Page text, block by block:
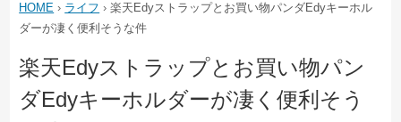
HOME › ライフ ›楽天Edyストラップとお買い物パンダEdyキーホル
ダーが凄く便利そうな件
楽天Edyストラップとお買い物パン
ダEdyキーホルダーが凄く便利そう